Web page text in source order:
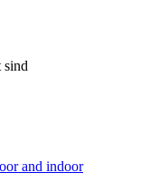
sind
and indoor